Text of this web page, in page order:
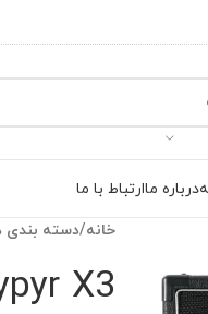
درباره ماارتباط با ما
خانه/دسته بندی
X3